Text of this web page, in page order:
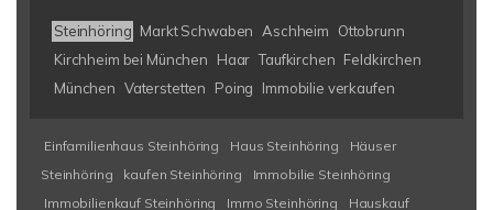
Steinhöring Markt Schwaben Aschheim
Ottobrunn
Kirchheim bei München
Haar Taufkirchen Feldkirchen
München Vaterstetten Poing Immobilie verkaufen
Einfamilienhaus Steinhöring Haus Steinhöring
Häuser
Steinhöring
kaufen Steinhöring
Immobilie Steinhöring
Immobilienkauf Steinhöring
Immo Steinhöring
Hauskauf